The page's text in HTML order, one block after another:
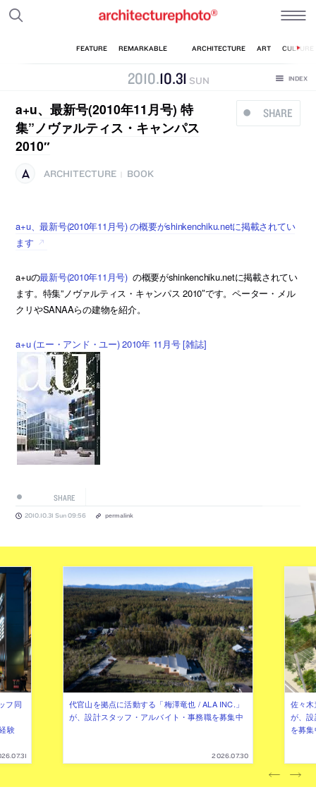
2010.10.31 SUN
SHARE
a+u、最新号(2010年11月号) 特
集”ノヴァルティス・キャンパス
2010″
ARCHITECTURE BOOK
a+u、最新号(2010年11月号) の概要がshinkenchiku.netに掲載されてい
ます
a+uの最新号(2010年11月号) の概要がshinkenchiku.netに掲載されてい
ます。特集”ノヴァルティス・キャンパス 2010″です。ペーター・メル
クリやSANAAらの建物を紹介。
a+u (エー・アンド・ユー) 2010年 11月号 [雑誌]
SHARE
2010.10.31 Sun 09:56 permalink
フ同
験
代官山を拠点に活動する「梅澤竜也 / ALA INC.」
が、設計スタッフ・アルバイト・事務職を募集中
2026.07.30
佐々
が、
を募